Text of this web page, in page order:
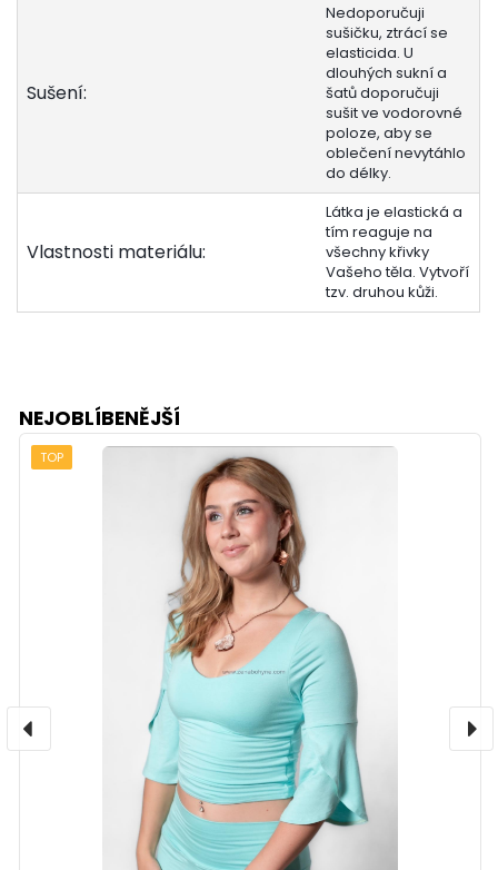
Sušení:
Nedoporučuji
sušičku, ztrácí se
elasticida. U
dlouhých sukní a
šatů doporučuji
sušit ve vodorovné
poloze, aby se
oblečení nevytáhlo
do délky.
Vlastnosti materiálu:
Látka je elastická a
tím reaguje na
všechny křivky
Vašeho těla. Vytvoří
tzv. druhou kůži.
NEJOBLÍBENĚJŠÍ
TOP